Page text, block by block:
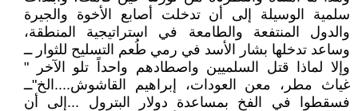
سلمية الوسيلة إلى أن تدخلت أصابع الأخوة والجيرة
والدول المنتفعة والطامعة في استراتيجية المنطقة،
وساعد تدخلها بشار الأسد في رمي طُعم التسليح للثوار ــ
وإلا لماذا قتل السلميين واصطادهم واحداً تلو الآخر "
غياث مطر، معن العودات، إبراهيم القاشوش....الخ"ــ
فسقطوا في الفخ بمساعدة دولار البترول ...إلى أن